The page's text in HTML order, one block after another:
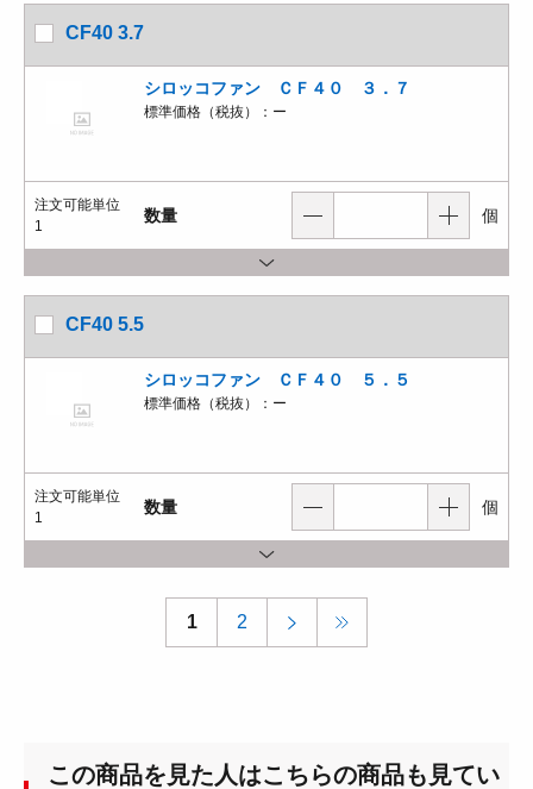
CF40 3.7
シロッコファン ＣＦ４０ ３．７
標準価格（税抜）： ー
注文可能単位
1
数量 個
CF40 5.5
シロッコファン ＣＦ４０ ５．５
標準価格（税抜）： ー
注文可能単位
1
数量 個
1 2
この商品を見た人はこちらの商品も見てい